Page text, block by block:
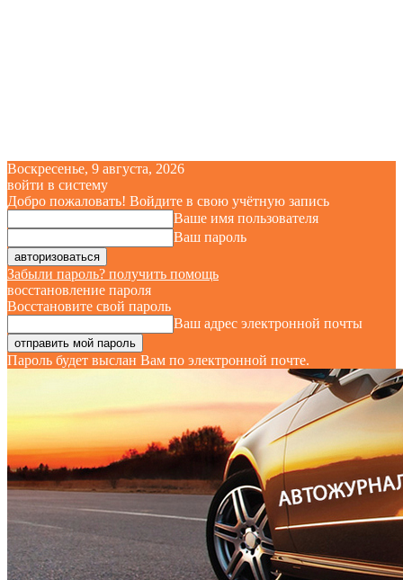
Воскресенье, 9 августа, 2026
войти в систему
Добро пожаловать! Войдите в свою учётную запись
Ваше имя пользователя
Ваш пароль
Забыли пароль? получить помощь
восстановление пароля
Восстановите свой пароль
Ваш адрес электронной почты
Пароль будет выслан Вам по электронной почте.